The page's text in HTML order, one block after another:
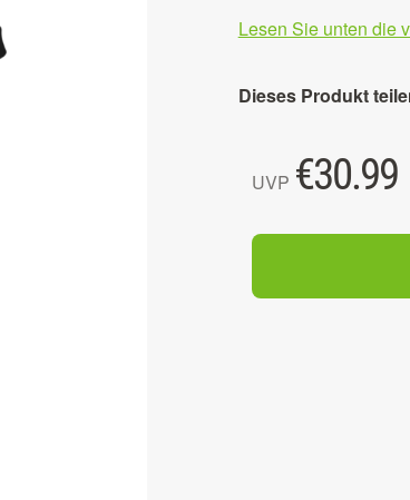
Lesen Sie unten die
Dieses Produkt
UVP €30.99